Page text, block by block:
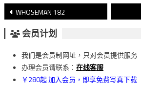
文
章
導
覽
WHOSEMAN 182
会员计划
我们是会员制网址，只对会员提供服务
办理会员请联系： 在线客服
￥280起 加入会员，即享免费写真下载